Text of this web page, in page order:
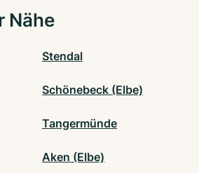
Nähe
Stendal
Schönebeck (Elbe)
Tangermünde
Aken (Elbe)